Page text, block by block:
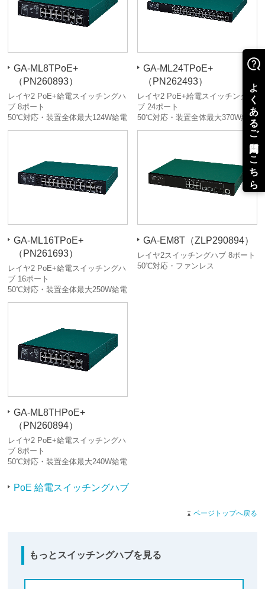
GA-ML8TPoE+
（PN260893）
レイヤ2 PoE+給電スイッチングハ
ブ 8ポート
50℃対応・装置全体最大124W給電
GA-ML24TPoE+
（PN262493）
レイヤ2 PoE+給電スイッチングハ
ブ 24ポート
50℃対応・装置全体最大370W給電
GA-ML16TPoE+
（PN261693）
レイヤ2 PoE+給電スイッチングハ
ブ 16ポート
50℃対応・装置全体最大250W給電
GA-EM8T（ZLP290894）
レイヤ2スイッチングハブ 8ポート
50℃対応・ファンレス
GA-ML8THPoE+
（PN260894）
レイヤ2 PoE+給電スイッチングハ
ブ 8ポート
50℃対応・装置全体最大240W給電
PoE 給電スイッチングハブ
ページトップへ戻る
もっとスイッチングハブを見る